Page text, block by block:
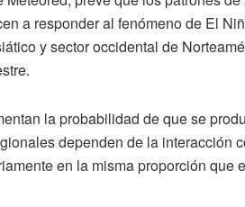
a responder al fenómeno de El
y sector occidental de
la probabilidad de que se
dependen de la interacción
en la misma proporción que